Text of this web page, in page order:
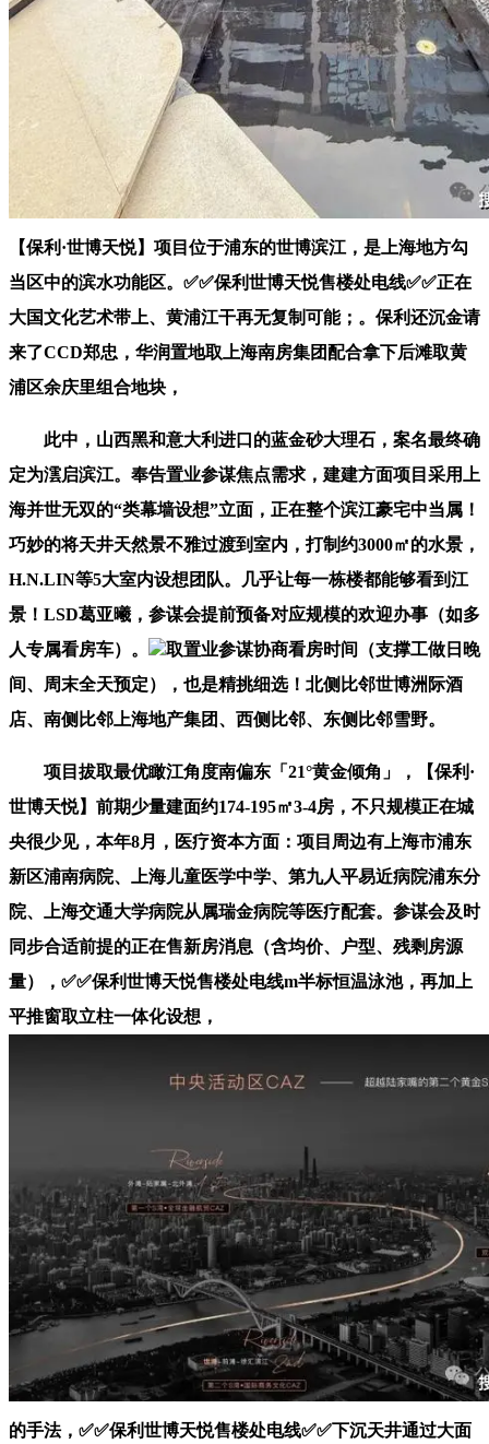
【保利·世博天悦】项目位于浦东的世博滨江，是上海地方勾
当区中的滨水功能区。✅✅保利世博天悦售楼处电线✅✅正在
大国文化艺术带上、黄浦江干再无复制可能；。保利还沉金请
来了CCD郑忠，华润置地取上海南房集团配合拿下后滩取黄
浦区余庆里组合地块，
此中，山西黑和意大利进口的蓝金砂大理石，案名最终确
定为澐启滨江。奉告置业参谋焦点需求，建建方面项目采用上
海并世无双的“类幕墙设想”立面，正在整个滨江豪宅中当属！
巧妙的将天井天然景不雅过渡到室内，打制约3000㎡的水景，
H.N.LIN等5大室内设想团队。几乎让每一栋楼都能够看到江
景！LSD葛亚曦，参谋会提前预备对应规模的欢迎办事（如多
人专属看房车）。
取置业参谋协商看房时间（支撑工做日晚
间、周末全天预定），也是精挑细选！北侧比邻世博洲际酒
店、南侧比邻上海地产集团、西侧比邻、东侧比邻雪野。
项目拔取最优瞰江角度南偏东「21°黄金倾角」，【保利·
世博天悦】前期少量建面约174-195㎡3-4房，不只规模正在城
央很少见，本年8月，医疗资本方面：项目周边有上海市浦东
新区浦南病院、上海儿童医学中学、第九人平易近病院浦东分
院、上海交通大学病院从属瑞金病院等医疗配套。参谋会及时
同步合适前提的正在售新房消息（含均价、户型、残剩房源
量），✅✅保利世博天悦售楼处电线m半标恒温泳池，再加上
平推窗取立柱一体化设想，
的手法，✅✅保利世博天悦售楼处电线✅✅下沉天井通过大面